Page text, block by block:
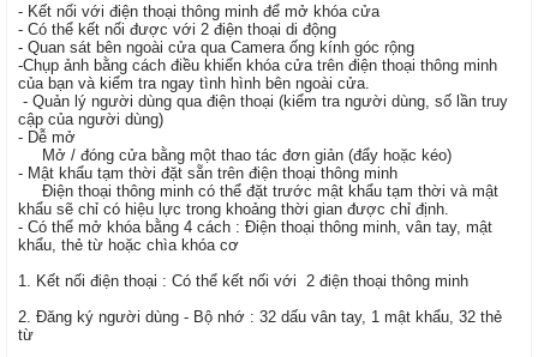
- Kết nối với điện thoại thông minh để mở khóa cửa
- Có thể kết nối được với 2 điện thoại di động
- Quan sát bên ngoài cửa qua Camera ống kính góc rộng
-Chụp ảnh bằng cách điều khiển khóa cửa trên điện thoại thông minh
của bạn và kiểm tra ngay tình hình bên ngoài cửa.
- Quản lý người dùng qua điện thoại (kiểm tra người dùng, số lần truy
cập của người dùng)
- Dễ mở
Mở / đóng cửa bằng một thao tác đơn giản (đẩy hoặc kéo)
- Mật khẩu tạm thời đặt sẵn trên điện thoại thông minh
Điện thoại thông minh có thể đặt trước mật khẩu tạm thời và mật
khẩu sẽ chỉ có hiệu lực trong khoảng thời gian được chỉ định.
- Có thể mở khóa bằng 4 cách : Điện thoại thông minh, vân tay, mật
khẩu, thẻ từ hoặc chìa khóa cơ
1. Kết nối điện thoại : Có thể kết nối với 2 điện thoại thông minh
2. Đăng ký người dùng - Bộ nhớ : 32 dấu vân tay, 1 mật khẩu, 32 thẻ
từ